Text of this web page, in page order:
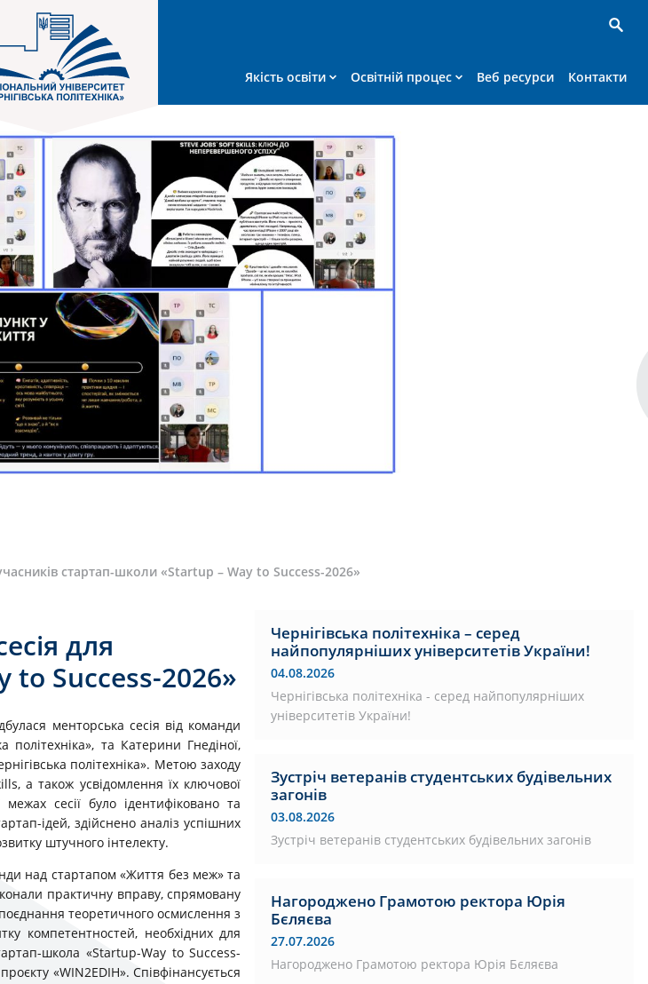
Якість освіти Освітній процес Веб ресурси Контакти
стартап-школи «Startup – Way to Success-2026»
для
to Success-2026»
менторська сесія від команди
та Катерини Гнедіної,
політехніка». Метою заходу
а також усвідомлення їх ключової
сесії було ідентифіковано та
ідей, здійснено аналіз успішних
штучного інтелекту.
над стартапом «Життя без меж» та
практичну вправу, спрямовану
теоретичного осмислення з
компетентностей, необхідних для
школа «Startup-Way to Success-
«WIN2EDIH». Співфінансується
Чернігівська політехніка – серед
найпопулярніших університетів України!
04.08.2026
Чернігівська політехніка - серед найпопулярніших
університетів України!
Зустріч ветеранів студентських будівельних
загонів
03.08.2026
Зустріч ветеранів студентських будівельних загонів
Нагороджено Грамотою ректора Юрія
Бєляєва
27.07.2026
Нагороджено Грамотою ректора Юрія Бєляєва